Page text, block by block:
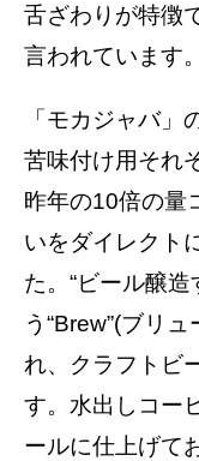
舌ざわりが特徴
言われています。
「モカジャバ」
苦味付け用それ
昨年の10倍の量
いをダイレクト
た。“ビール醸造
う“Brew”(ブリ
れ、クラフトビ
す。水出しコー
ールに仕上げて